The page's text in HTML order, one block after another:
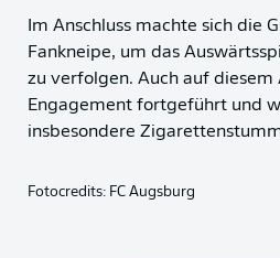
Im Anschluss machte sich die
Fankneipe, um das
zu verfolgen. Auch auf
Engagement fortgeführt und
insbesondere
Fotocredits: FC Augsburg